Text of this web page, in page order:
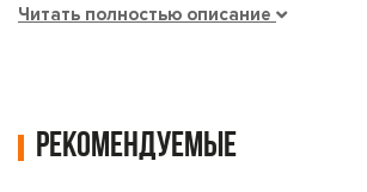
Читать полностью описание
Рекомендуемые